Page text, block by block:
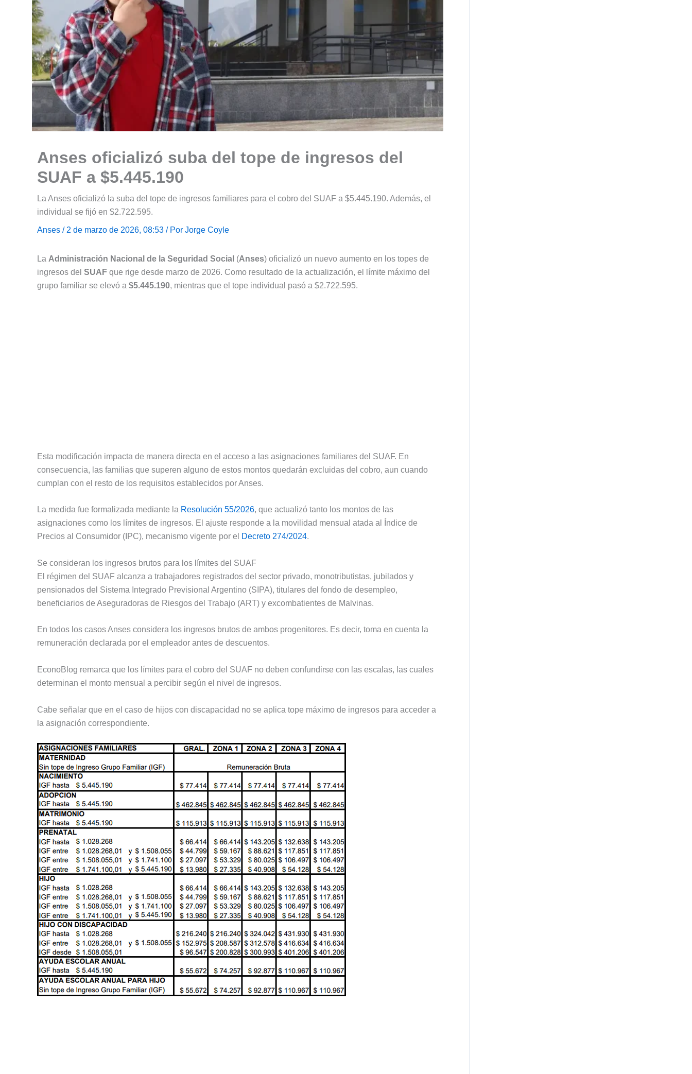
Anses oficializó suba del tope de ingresos del
SUAF a $5.445.190
La Anses oficializó la suba del tope de ingresos familiares para el cobro del SUAF a $5.445.190. Además, el
individual se fijó en $2.722.595.
Anses / 2 de marzo de 2026, 08:53 / Por Jorge Coyle
La Administración Nacional de la Seguridad Social (Anses) oficializó un nuevo aumento en los topes de
ingresos del SUAF que rige desde marzo de 2026. Como resultado de la actualización, el límite máximo del
grupo familiar se elevó a $5.445.190, mientras que el tope individual pasó a $2.722.595.
Esta modificación impacta de manera directa en el acceso a las asignaciones familiares del SUAF. En
consecuencia, las familias que superen alguno de estos montos quedarán excluidas del cobro, aun cuando
cumplan con el resto de los requisitos establecidos por Anses.
La medida fue formalizada mediante la Resolución 55/2026, que actualizó tanto los montos de las
asignaciones como los límites de ingresos. El ajuste responde a la movilidad mensual atada al Índice de
Precios al Consumidor (IPC), mecanismo vigente por el
Decreto 274/2024.
Se consideran los ingresos brutos para los límites del SUAF
El régimen del SUAF alcanza a trabajadores registrados del sector privado, monotributistas, jubilados y
pensionados del Sistema Integrado Previsional Argentino (SIPA), titulares del fondo de desempleo,
beneficiarios de Aseguradoras de Riesgos del Trabajo (ART) y excombatientes de Malvinas.
En todos los casos Anses considera los ingresos brutos de ambos progenitores. Es decir, toma en cuenta la
remuneración declarada por el empleador antes de descuentos.
EconoBlog remarca que los límites para el cobro del SUAF no deben confundirse con las escalas, las cuales
determinan el monto mensual a percibir según el nivel de ingresos.
Cabe señalar que en el caso de hijos con discapacidad no se aplica tope máximo de ingresos para acceder a
la asignación correspondiente.